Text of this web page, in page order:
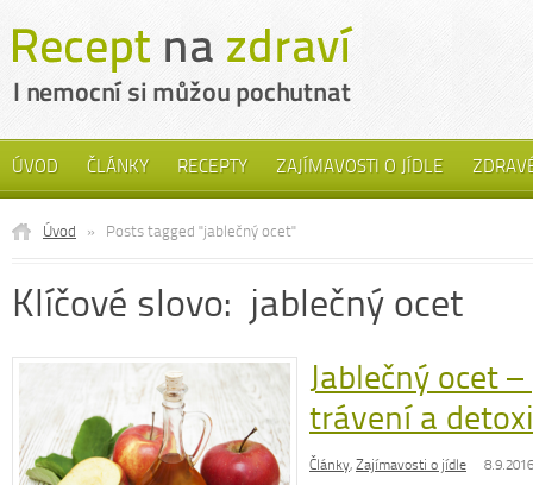
ÚVOD ČLÁNKY RECEPTY ZAJÍMAVOSTI O JÍDLE
Úvod » Posts tagged "jablečný ocet"
Klíčové slovo: jablečný ocet
Jablečný ocet
trávení a
Články, Zajímavosti o jídle 8.9.2016